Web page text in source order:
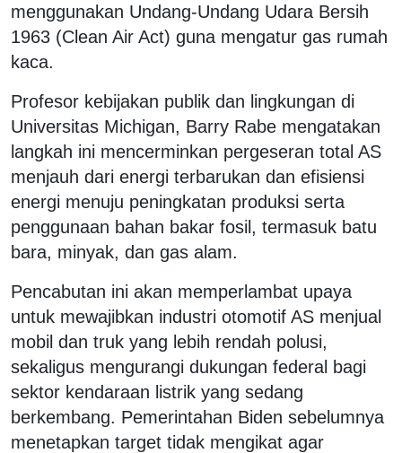
menggunakan Undang-Undang Udara Bersih
1963 (Clean Air Act) guna mengatur gas rumah
kaca.
Profesor kebijakan publik dan lingkungan di
Universitas Michigan, Barry Rabe mengatakan
langkah ini mencerminkan pergeseran total AS
menjauh dari energi terbarukan dan efisiensi
energi menuju peningkatan produksi serta
penggunaan bahan bakar fosil, termasuk batu
bara, minyak, dan gas alam.
Pencabutan ini akan memperlambat upaya
untuk mewajibkan industri otomotif AS menjual
mobil dan truk yang lebih rendah polusi,
sekaligus mengurangi dukungan federal bagi
sektor kendaraan listrik yang sedang
berkembang. Pemerintahan Biden sebelumnya
menetapkan target tidak mengikat agar